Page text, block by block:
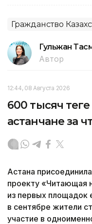
Гражданство
Гульжан
Автор
12:44, 08 Августа 2026
600 тысяч
астанчане за
Астана
проекту «Читающая
из первых площадок
в сентябре жители
участие в